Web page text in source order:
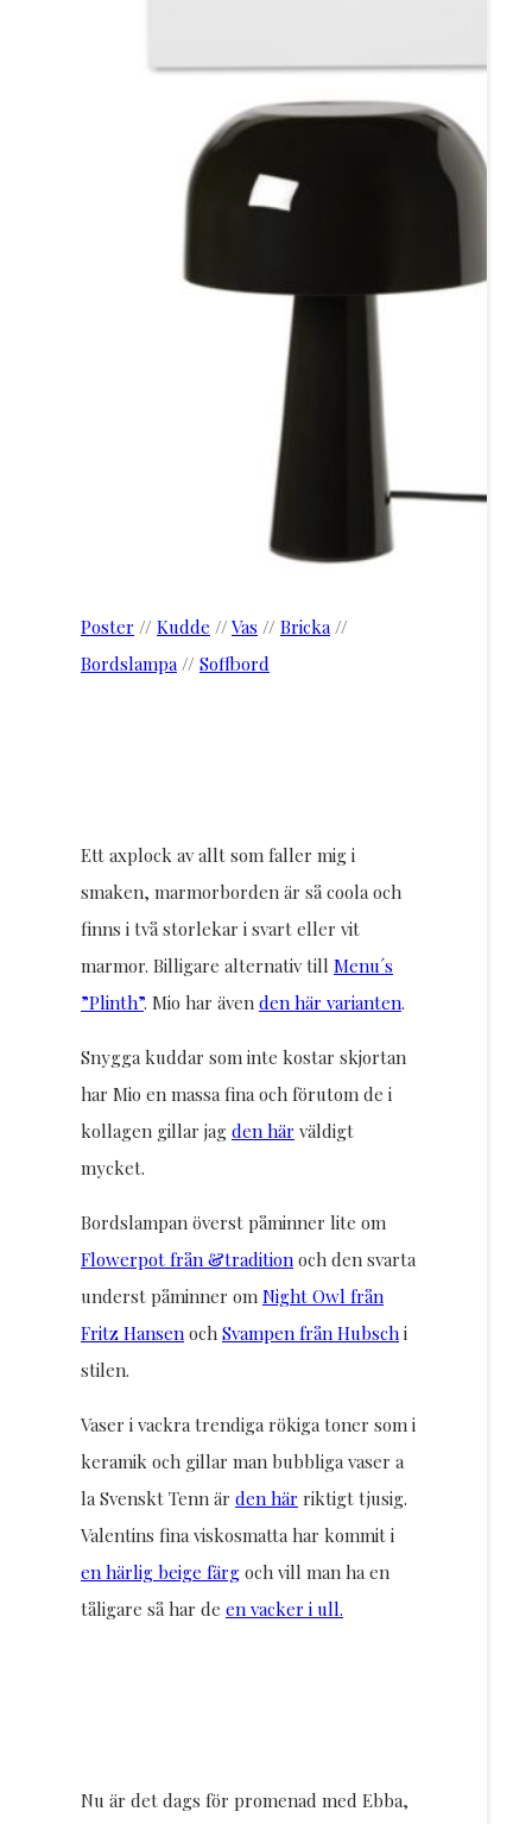
Poster // Kudde // Vas // Bricka//
Bordslampa// Soffbord
Ett axplock av allt som faller mig i
smaken, marmorborden är så coola och
finns i två storlekar i svart eller vit
marmor. Billigare alternativ till Menu´s
”Plinth”. Mio har även den här varianten.
Snygga kuddar som inte kostar skjortan
har Mio en massa fina och förutom de i
kollagen gillar jag den här väldigt
mycket.
Bordslampan överst påminner lite om
Flowerpot från &tradition och den svarta
underst påminner om Night Owl från
Fritz Hansen och Svampen från Hubsch i
stilen.
Vaser i vackra trendiga rökiga toner som i
keramik och gillar man bubbliga vaser a
la Svenskt Tenn är den här riktigt tjusig.
Valentins fina viskosmatta har kommit i
en härlig beige färg och vill man ha en
tåligare så har de en vacker i ull.
Nu är det dags för promenad med Ebba,